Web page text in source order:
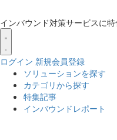
インバウンド対策サービスに
ログイン 新規会員登録
ソリューションを探す
カテゴリから探す
特集記事
インバウンドレポート